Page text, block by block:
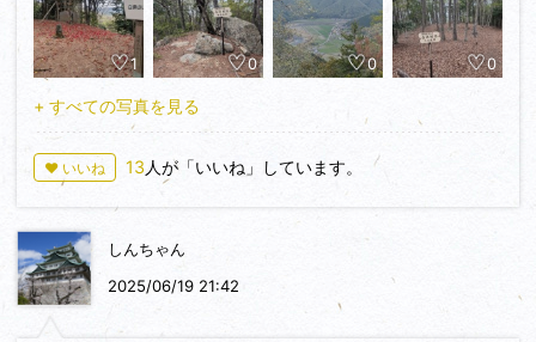
ンもカッパも泥だらけです。
下山して登城口に着いた時は雨は止んでいました。
でもカッパの中はサウナ状態。流れる汗がしょっぱい。上下一
式、廻りを気にしながら登山口で着替えました。
攻城時間は１４０分くらいでした。電車まで少し時間があった
ので、赤松氏居館(城びと未登録 兵庫県上郡町)に向かいまし
た。
1 0 0 0
+ すべての写真を見る
♥ いいね 13人が「いいね」しています。
しんちゃん
2025/06/19 21:42